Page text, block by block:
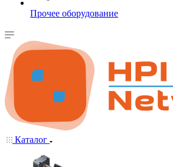
Прочее оборудование
Каталог